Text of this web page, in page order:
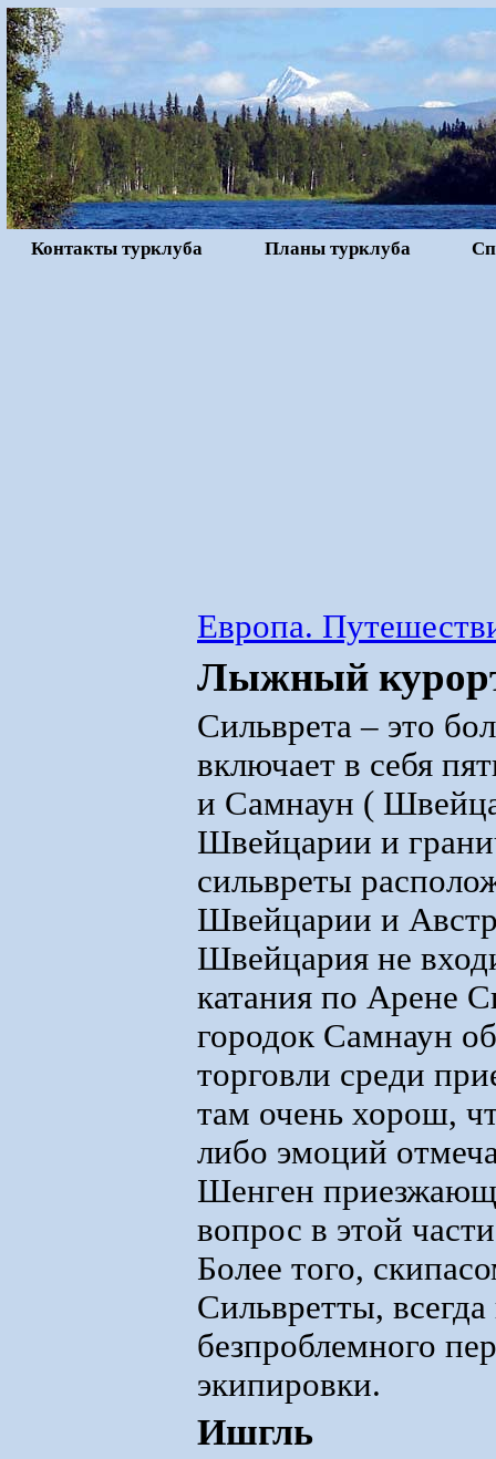
Контакты турклуба Планы турклуба
Европа.
Лыжный
Сильврета – это
включает в себя
и Самнаун (
Швейцарии и
сильвреты
Швейцарии и
Швейцария не
катания по Арене
городок Самнаун
торговли среди
там очень хорош,
либо эмоций
Шенген
вопрос в этой
Более того,
Сильвретты,
безпроблемного
экипировки.
Ишгль